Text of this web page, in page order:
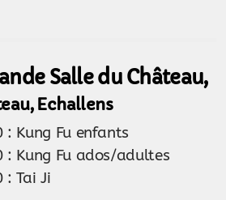
Salle du Château,
Echallens
Kung Fu enfants
: Kung Fu ados/adultes
: Tai Ji